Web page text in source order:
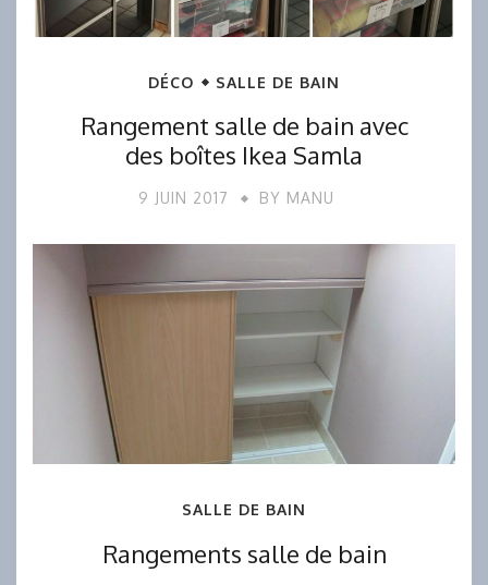
DÉCO SALLE DE BAIN
Rangement salle de bain avec
des boîtes Ikea Samla
9 JUIN 2017 BY MANU
SALLE DE BAIN
Rangements salle de bain